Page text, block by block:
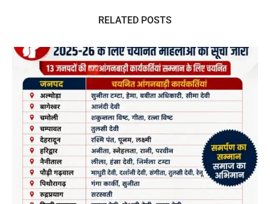
RELATED POSTS